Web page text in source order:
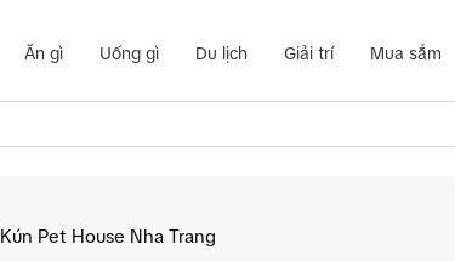
Ăn gì Uống gì Du lịch Giải trí Mua sắm
Kún Pet House Nha Trang